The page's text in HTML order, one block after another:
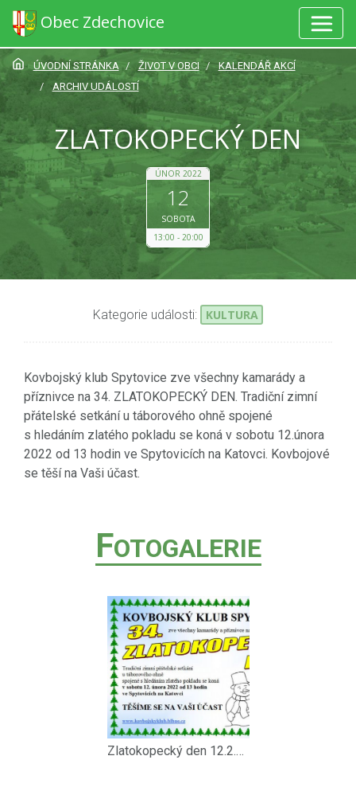
Obec Zdechovice
ÚVODNÍ STRÁNKA ŽIVOT V OBCI
KALENDÁŘ AKCÍ
ARCHIV UDÁLOSTÍ
ZLATOKOPECKÝ DEN
ÚNOR 2022
12
SOBOTA
13:00
20:00
Kategorie události: KULTURA
Kovbojský klub Spytovice zve všechny kamarády a
příznivce na 34. ZLATOKOPECKÝ DEN. Tradiční zimní
přátelské setkání u táborového ohně spojené
s hledáním zlatého pokladu se koná v sobotu 12.února
2022 od 13 hodin ve Spytovicích na Katovci. Kovbojové
se těší na Vaši účast.
FOTOGALERIE
Zlatokopecký den 12.2.2022